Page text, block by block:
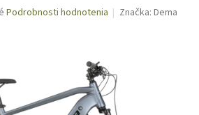
Podrobnosti hodnotenia Značka:Dema